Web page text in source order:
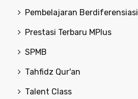
Pembelajaran Berdiferensiasi
Prestasi Terbaru MPlus
SPMB
Tahfidz Qur'an
Talent Class